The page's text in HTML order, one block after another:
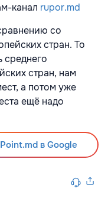
канал rupor.md
со
стран. То
среднего
стран, нам
а потом уже
ещё надо
в Google